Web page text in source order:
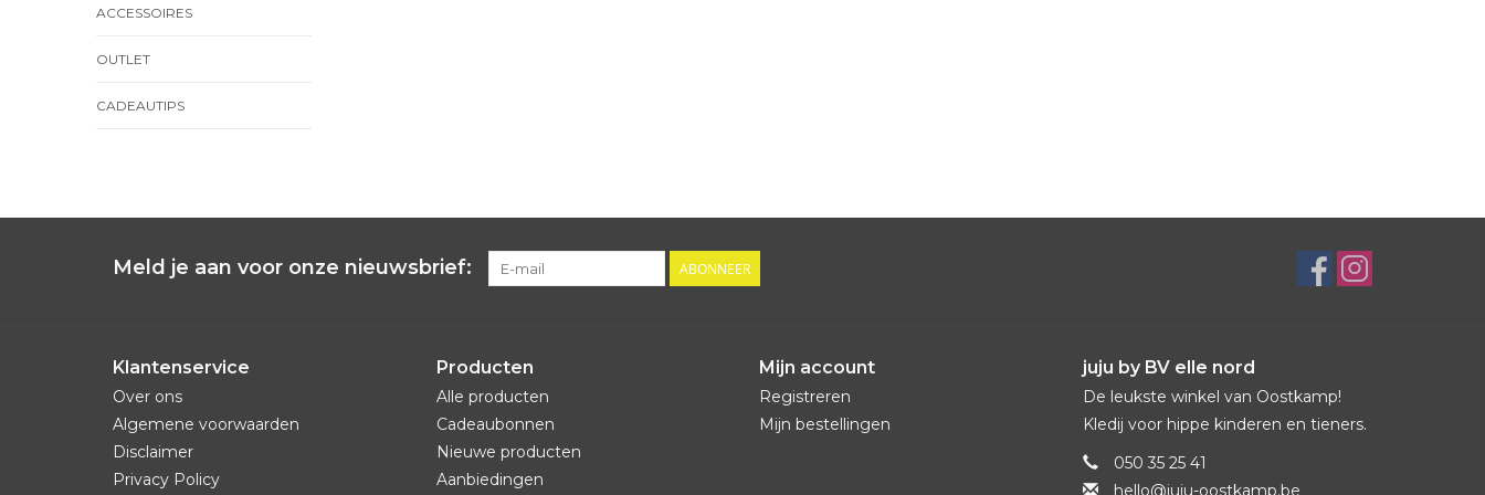
ACCESSOIRES
OUTLET
CADEAUTIPS
Meld je aan voor onze nieuwsbrief: ABONNEER
Klantenservice
Over ons
Algemene voorwaarden
Disclaimer
Privacy Policy
Producten
Alle producten
Cadeaubonnen
Nieuwe producten
Aanbiedingen
Mijn account
Registreren
Mijn bestellingen
juju by BV elle nord
De leukste winkel van Oostkamp!
Kledij voor hippe kinderen en tieners.
050 35 25 41
hello@juju-oostkamp.be